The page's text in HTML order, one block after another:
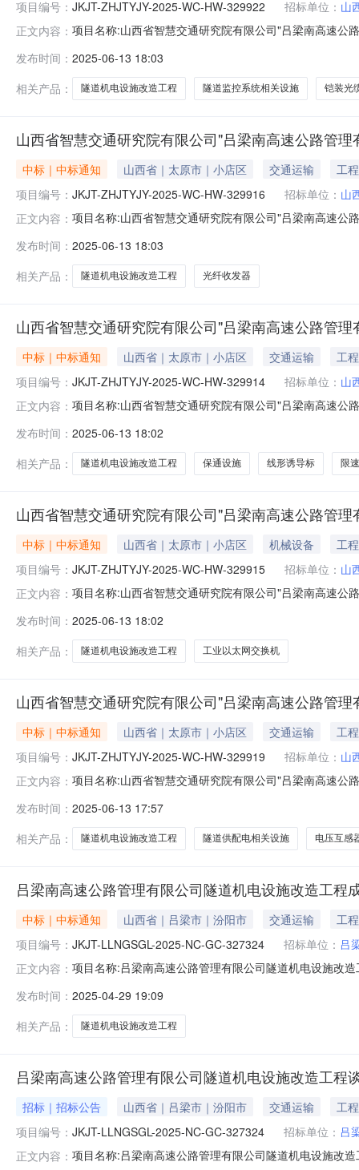
项目编号： JKJT-ZHJTYJY-2025-WC-HW-329922 招标单位： 山
正文内容： 项目名称:山西省智慧交通研究院有限公司"吕梁南高速公
慧交通研究院有限公司"吕梁南高速公路管理有限公司隧
发布时间： 2025-06-13 18:03
相关产品：
隧道机电设施改造工程 隧道监控系统相关设施 铠装光
山西省智慧交通研究院有限公司"吕梁南高速公路管
中标｜中标通知 山西省｜太原市｜小店区 交通运输
工程
项目编号： JKJT-ZHJTYJY-2025-WC-HW-329916 招标单位： 山
正文内容： 项目名称:山西省智慧交通研究院有限公司"吕梁南高速公
限公司"吕梁南高速公路管理有限公司隧道机电设施改造
发布时间： 2025-06-13 18:03
相关产品：
隧道机电设施改造工程 光纤收发器
山西省智慧交通研究院有限公司"吕梁南高速公路管
中标｜中标通知 山西省｜太原市｜小店区 交通运输
工程
项目编号： JKJT-ZHJTYJY-2025-WC-HW-329914 招标单位： 山
正文内容： 项目名称:山西省智慧交通研究院有限公司"吕梁南高速公
有限公司"吕梁南高速公路管理有限公司隧道机电设施改
发布时间： 2025-06-13 18:02
相关产品：
隧道机电设施改造工程 保通设施 线形诱导标 限
山西省智慧交通研究院有限公司"吕梁南高速公路管
中标｜中标通知 山西省｜太原市｜小店区 机械设备
工程
项目编号： JKJT-ZHJTYJY-2025-WC-HW-329915 招标单位： 山
正文内容： 项目名称:山西省智慧交通研究院有限公司"吕梁南高速公
山西省智慧交通研究院有限公司"吕梁南高速公路管理有
发布时间： 2025-06-13 18:02
相关产品：
隧道机电设施改造工程 工业以太网交换机
山西省智慧交通研究院有限公司"吕梁南高速公路管
中标｜中标通知 山西省｜太原市｜小店区 交通运输
工程
项目编号： JKJT-ZHJTYJY-2025-WC-HW-329919 招标单位： 山
正文内容： 项目名称:山西省智慧交通研究院有限公司"吕梁南高速公
交通研究院有限公司"吕梁南高速公路管理有限公司隧道
发布时间： 2025-06-13 17:57
相关产品：
隧道机电设施改造工程 隧道供配电相关设施 电压互感
吕梁南高速公路管理有限公司隧道机电设施改造工程
中标｜中标通知 山西省｜吕梁市｜汾阳市 交通运输
工程
项目编号： JKJT-LLNGSGL-2025-NC-GC-327324 招标单位： 吕
正文内容： 项目名称:吕梁南高速公路管理有限公司隧道机电设施改
结果公示山西交通咨询科技有限公司受吕梁南高速公路
发布时间： 2025-04-29 19:09
相关产品：
隧道机电设施改造工程
吕梁南高速公路管理有限公司隧道机电设施改造工程
招标｜招标公告 山西省｜吕梁市｜汾阳市 交通运输
工程
项目编号： JKJT-LLNGSGL-2025-NC-GC-327324 招标单位： 吕
正文内容： 项目名称:吕梁南高速公路管理有限公司隧道机电设施改